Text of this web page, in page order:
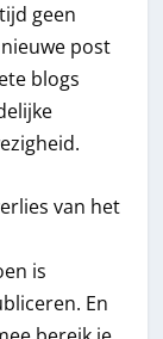
geen
post
blogs
van het
is
En